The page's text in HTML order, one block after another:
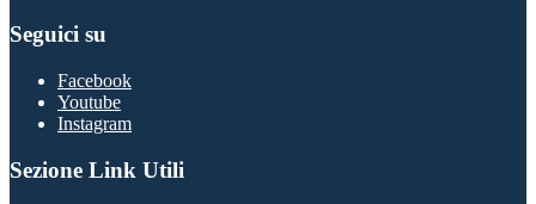
Seguici su
Facebook
Youtube
Instagram
Sezione Link Utili